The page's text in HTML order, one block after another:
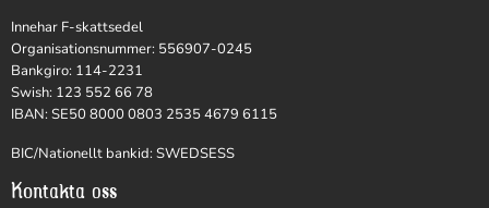
Innehar F-skattsedel
Organisationsnummer: 556907-0245
Bankgiro: 114-2231
Swish: 123 552 66 78
IBAN: SE50 8000 0803 2535 4679 6115
BIC/Nationellt bankid: SWEDSESS
Kontakta oss